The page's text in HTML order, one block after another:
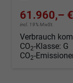
61.960,– €
incl. 19% MwSt.
Verbrauch
CO2-Klasse: G
CO2-